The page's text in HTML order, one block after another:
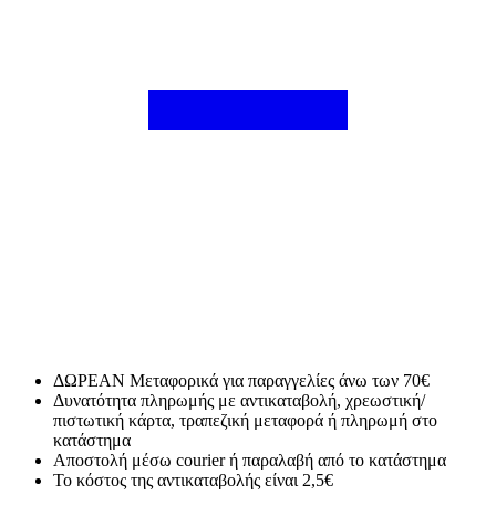
ΔΩΡΕΑΝ Μεταφορικά για παραγγελίες άνω των 70€
Δυνατότητα πληρωμής με αντικαταβολή, χρεωστική/
πιστωτική κάρτα, τραπεζική μεταφορά ή πληρωμή στο
κατάστημα
Αποστολή μέσω courier ή παραλαβή από το κατάστημα
Το κόστος της αντικαταβολής είναι 2,5€